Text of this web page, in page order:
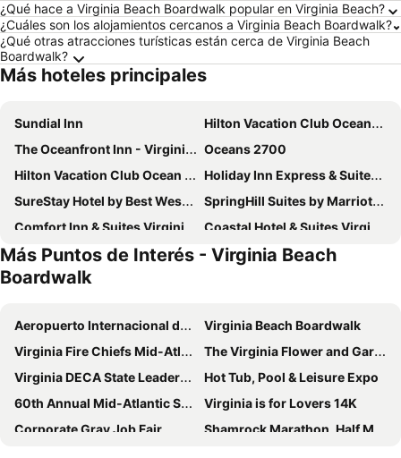
¿Qué hace a Virginia Beach Boardwalk popular en Virginia Beach?
¿Cuáles son los alojamientos cercanos a Virginia Beach Boardwalk?
¿Qué otras atracciones turísticas están cerca de Virginia Beach
Boardwalk?
Más hoteles principales
Sundial Inn
Hilton Vacation Club Oceanaire Virginia Beach
The Oceanfront Inn - Virginia Beach
Oceans 2700
Hilton Vacation Club Ocean Beach Club Virginia Beach
Holiday Inn Express & Suites Va Beach Oceanfront By Ihg
SureStay Hotel by Best Western Virginia Beach Royal Clipper
SpringHill Suites by Marriott Virginia Beach Oceanfront
Comfort Inn & Suites Virginia Beach - Norfolk Airport
Coastal Hotel & Suites Virginia Beach - Oceanfront
DoubleTree by Hilton Virginia Beach
Sleep Inn Lake Wright - Norfolk Airport
Days Inn by Wyndham Virginia Beach At The Beach
Americas Best Value Inn-Norfolk Airport Area
Neptune Park Inn
Blue Coral
Más Puntos de Interés - Virginia Beach
Boardwalk
Aeropuerto Internacional de Norfolk
Virginia Beach Boardwalk
Virginia Fire Chiefs Mid-Atlantic Expo & Symposium
The Virginia Flower and Garden Expo
Virginia DECA State Leadership Conference
Hot Tub, Pool & Leisure Expo
60th Annual Mid-Atlantic Sports & Boat Show
Virginia is for Lovers 14K
Corporate Gray Job Fair
Shamrock Marathon, Half Marathon and 8K